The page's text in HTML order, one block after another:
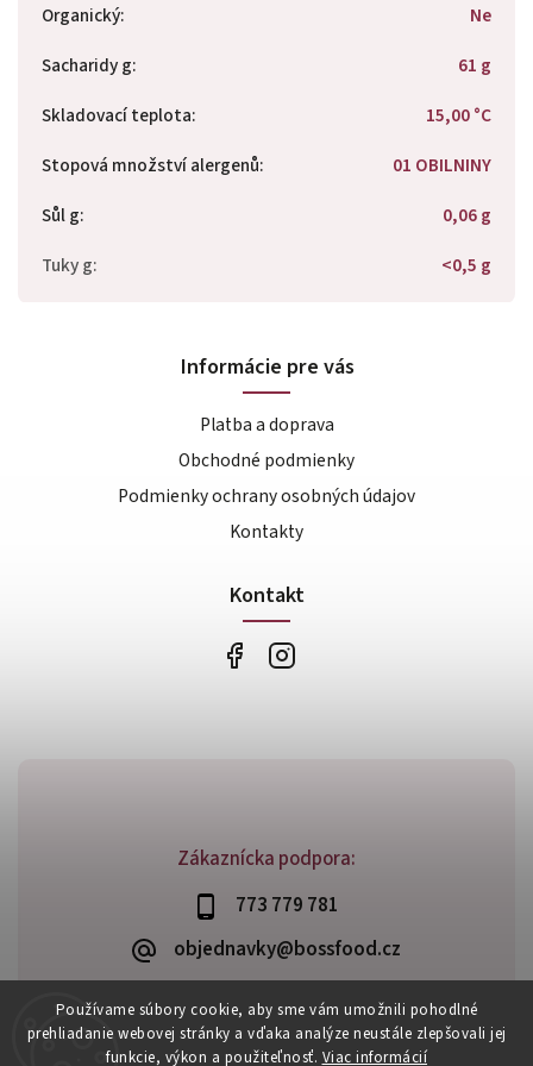
Používame súbory cookie, aby sme vám umožnili pohodlné
prehliadanie webovej stránky a vďaka analýze neustále zlepšovali jej
funkcie, výkon a použiteľnosť. Viac informácií
Organický:
Ne
Sacharidy g:
61 g
Skladovací teplota:
15,00 °C
Stopová množství alergenů:
01 OBILNINY
Sůl g:
0,06 g
Tuky g: <0,5 g
Zákaznícka podpora:
773 779 781
objednavky@bossfood.cz
Informácie pre vás
Platba a doprava
Obchodné podmienky
Podmienky ochrany osobných údajov
Kontakty
Kontakt